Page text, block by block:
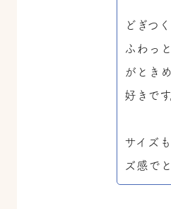
どぎつ
ふわっ
がとき
好きです
サイズ
ズ感で